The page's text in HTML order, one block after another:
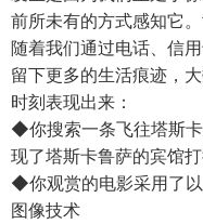
前所未有的方式感知它。
随着我们通过电话、信
留下更多的生活痕迹，
时刻表现出来：
◆你搜索一条飞往塔斯
现了塔斯卡鲁萨的宾馆
◆你观赏的电影采用了
图像技术